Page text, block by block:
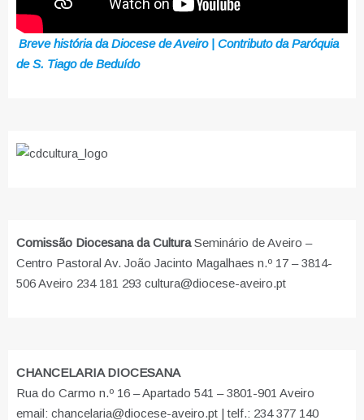
Breve história da Diocese de Aveiro | Contributo da Paróquia
de S. Tiago de Beduído
Comissão Diocesana da CulturaSeminário de Aveiro –
Centro Pastoral Av. João Jacinto Magalhaes n.º 17 – 3814-
506 Aveiro 234 181 293 cultura@diocese-aveiro.pt
CHANCELARIA DIOCESANA
Rua do Carmo n.º 16 – Apartado 541 – 3801-901 Aveiro
email: chancelaria@diocese-aveiro.pt | telf.: 234 377 140